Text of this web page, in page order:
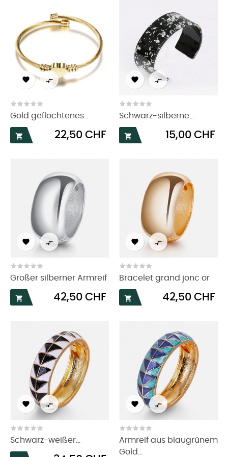
 
Gold geflochtenes...

Preis
22,50 CHF
 
Schwarz-silberne...

Preis
15,00 CHF
 
Großer silberner Armreif

Preis
42,50 CHF
 
Bracelet grand jonc or

Preis
42,50 CHF
 
Schwarz-weißer...
 
Armreif aus blaugrünem
Gold...